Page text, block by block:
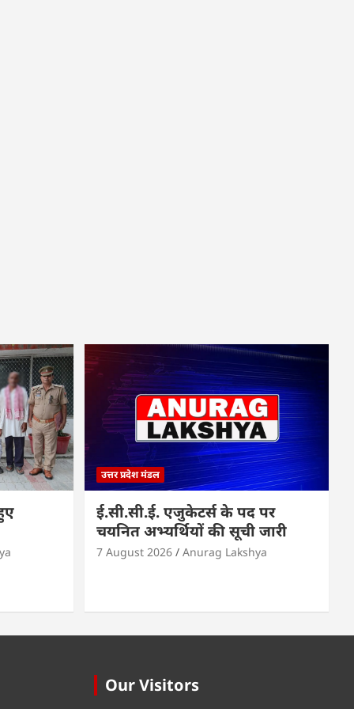
उत्तर प्रदेश मंडल
ई.सी.सी.ई. एजुकेटर्स के पद पर
चयनित अभ्यर्थियों की सूची जारी
7 August 2026 Anurag Lakshya
Our Visitors